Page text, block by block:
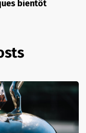
bientôt